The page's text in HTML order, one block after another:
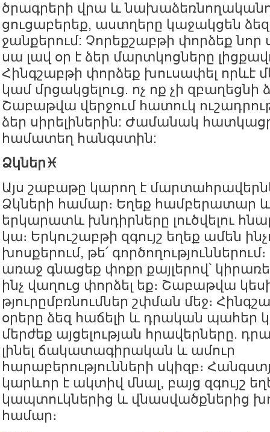
ծրագրերի վրա և
ցուցաբերեք, աստղերը կաջակցեն ձեզ
ջանքերում: Չորեքշաբթի փորձեք
սա լավ օր է ձեր մարտկոցները
Հինգշաբթի փորձեք խուսափել որևէ
կամ մրցակցելուց. ոչ ոք չի զբաղեցնի
Շաբաթվա վերջում հատուկ
ձեր սիրելիներին: Ժամանակ
համատեղ հանգստին:
Ձկներ♓️
Այս շաբաթը կարող է
Ձկների համար։ Եղեք համբերատար
երկարատև խնդիրները լուծվելու
կա։ Երկուշաբթի զգույշ եղեք ամեն
խոսքերում, թե՛
առաջ գնացեք փոքր քայլերով՝
ինչ վաղուց փորձել եք։ Շաբաթվա
թյուրըմբռնումներ շփման մեջ։
օրերը ձեզ հաճելի և դրական պահեր
մերժեք այցելության հրավերները.
լինել ճակատագիրական և ամուր
հարաբերությունների սկիզբ։
կարևոր է ակտիվ մնալ, բայց զգույշ
կապտուկներից և վնասվածքներից
համար։